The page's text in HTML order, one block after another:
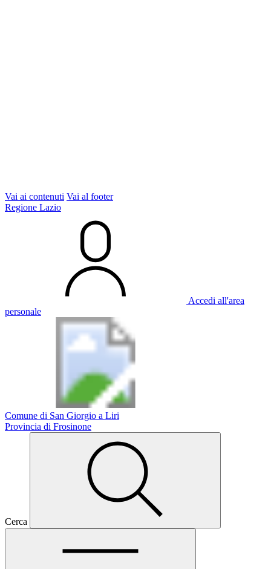
Vai ai contenuti Vai al footer
Regione Lazio
Accedi all'area
personale
Comune di San Giorgio a Liri
Provincia di Frosinone
Cerca